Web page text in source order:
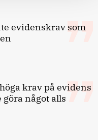
evidenskrav som
krav på evidens
något alls